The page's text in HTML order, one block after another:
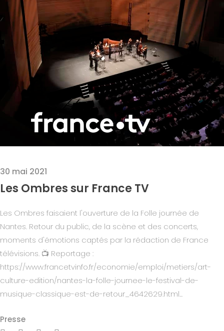
30 mai 2021
Les Ombres sur France TV
Les Ombres faisaient l'ouverture de la Folle journée de
Nantes. Retour du public, de la scène et des concerts,
moments d'émotions captés par la rédaction de France
télévisions. 📺 Reportage :
https://www.francetvinfo.fr/economie/emploi/metiers/art-
culture-edition/nantes-la-folle-journee-le-festival-de-
musique-classique-est-de-retour_4642629.html...
Presse